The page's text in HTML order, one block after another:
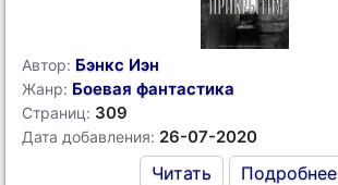
Автор: Бэнкс Иэн
Жанр: Боевая фантастика
Страниц: 309
Дата добавления: 26-07-2020
Читать Подробнее